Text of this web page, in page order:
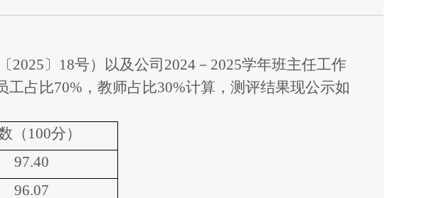
2025〕 18号）
以及公司2024－2025学年班主任工作
工占比70%，教师占比30%计算 ，测评结果现公示如
（ 100分）
97.40
96.07